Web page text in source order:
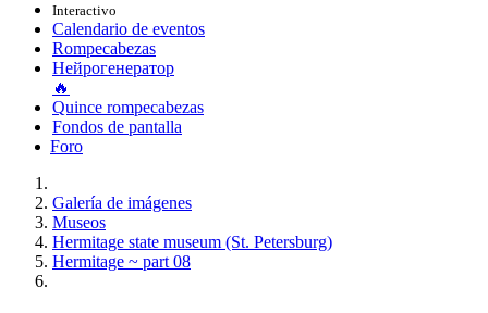
Interactivo
Calendario de eventos
Rompecabezas
Нейрогенератор
🔥
Quince rompecabezas
Fondos de pantalla
Foro
Galería de imágenes
Museos
Hermitage state museum (St. Petersburg)
Hermitage ~ part 08